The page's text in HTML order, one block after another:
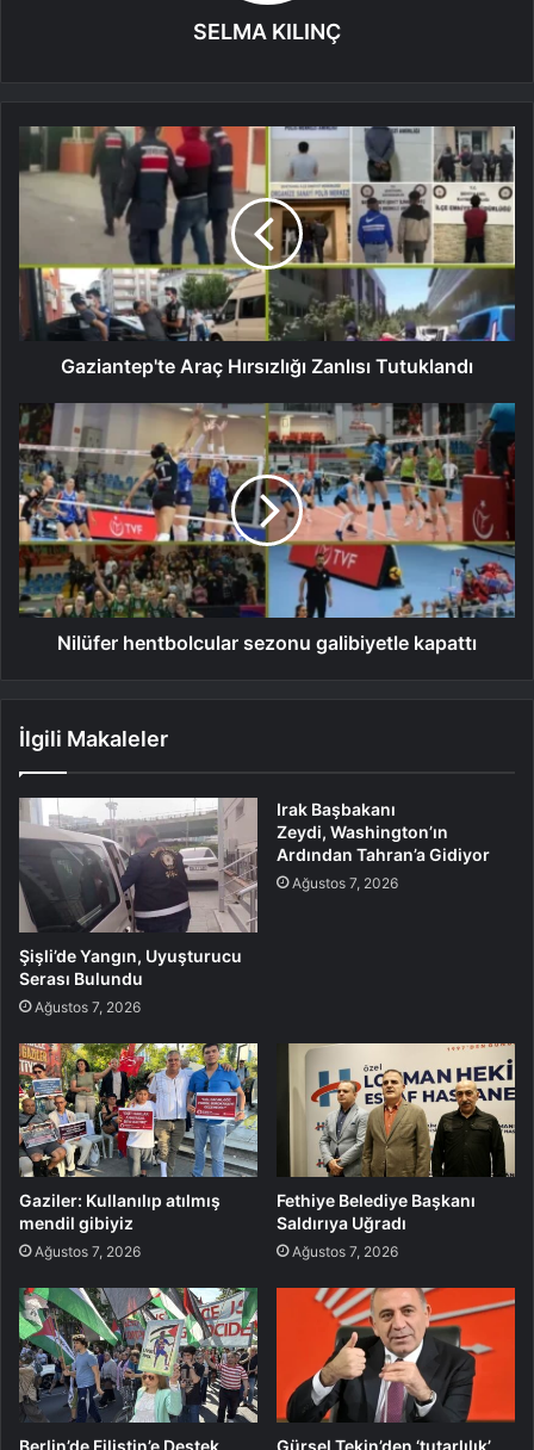
SELMA KILINÇ
Gaziantep'te Araç Hırsızlığı Zanlısı Tutuklandı
Nilüfer hentbolcular sezonu galibiyetle kapattı
İlgili Makaleler
Şişli’de Yangın, Uyuşturucu
Serası Bulundu
Ağustos 7, 2026
Irak Başbakanı
Zeydi, Washington’ın
Ardından Tahran’a Gidiyor
Ağustos 7, 2026
Gaziler: Kullanılıp atılmış
mendil gibiyiz
Ağustos 7, 2026
Fethiye Belediye Başkanı
Saldırıya Uğradı
Ağustos 7, 2026